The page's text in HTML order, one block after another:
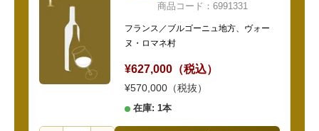
商品コード：6991331
フランス／ブルゴーニュ地方、ヴォー
ヌ・ロマネ村
¥627,000（税込）
¥570,000（税抜）
在庫: 1本